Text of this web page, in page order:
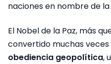
naciones en nombre de
El Nobel de la Paz, más
convertido muchas veces
obediencia geopolítica,